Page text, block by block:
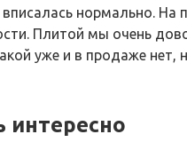
нормально. На
Плитой мы очень
уже и в продаже нет,